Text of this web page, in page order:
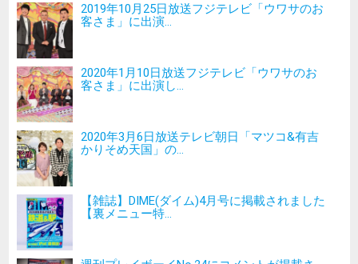
2019年10月25日放送フジテレビ「ウワサのお
客さま」に出演...
2020年1月10日放送フジテレビ「ウワサのお
客さま」に出演し...
2020年3月6日放送テレビ朝日「マツコ&有吉
かりそめ天国」の...
【雑誌】DIME(ダイム)4月号に掲載されました
【裏メニュー特...